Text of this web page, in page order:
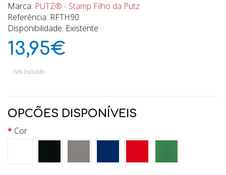
Marca: PUTZ® - Stamp Filho da Putz
Referência: RFTH90
Disponibilidade: Existente
13,95€
IVA Incluído
OPCÕES DISPONÍVEIS
Cor